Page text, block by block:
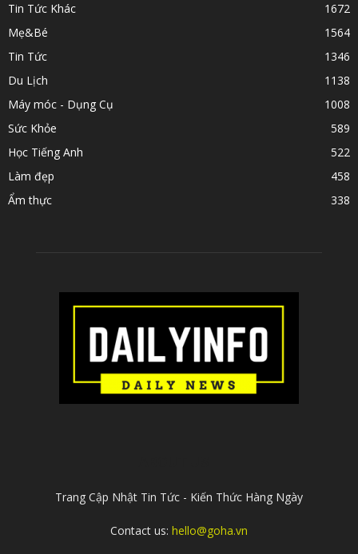
Tin Tức Khác
1672
Mẹ&Bé
1564
Tin Tức
1346
Du Lịch
1138
Máy móc - Dụng Cụ
1008
Sức Khỏe
589
Học Tiếng Anh
522
Làm đẹp
458
Ẩm thực
338
Trang Cập Nhật Tin Tức - Kiến Thức Hàng Ngày
Contact us: hello@goha.vn